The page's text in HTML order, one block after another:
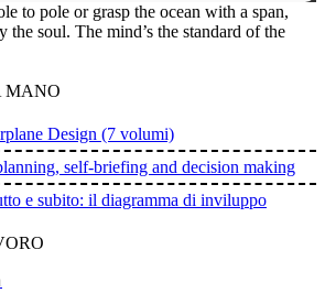
to pole or grasp the ocean with a span,
the soul. The mind’s the standard of the
MANO
Design (7 volumi)
self-briefing and decision making
e subito: il diagramma di inviluppo